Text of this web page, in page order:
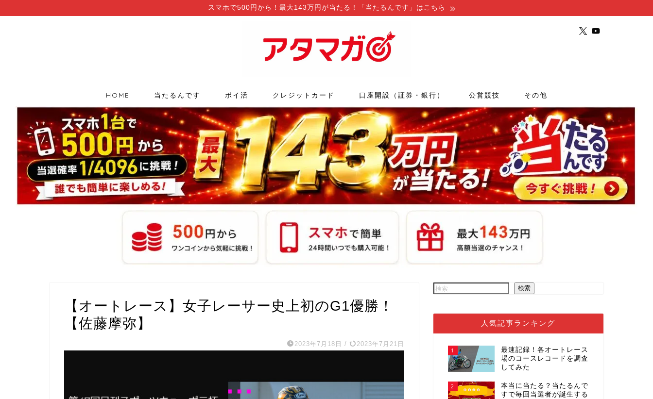
スマホで500円から！最大143万円が当たる！「当たるんです」はこちら
HOME 当たるんです ポイ活 クレジットカード 口座開設（証券・銀行） 公営競技 その他
【オートレース】女子レーサー史上初のG1優勝！
【佐藤摩弥】
2023年7月18日 / 2023年7月21日
検索
人気記事ランキング
1
最速記録！各オートレース
場のコースレコードを調査
してみた
2
本当に当たる？当たるんで
すで毎回当選者が誕生する